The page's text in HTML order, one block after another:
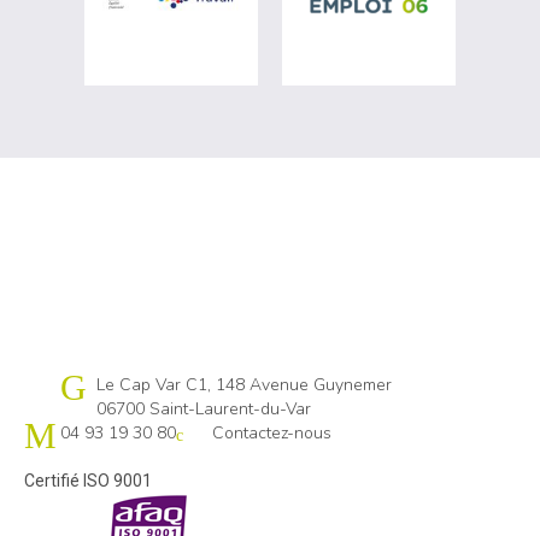
Cap emploi 06
Le Cap Var C1, 148 Avenue Guynemer
06700 Saint-Laurent-du-Var
04 93 19 30 80
Contactez-nous
Certifié ISO 9001